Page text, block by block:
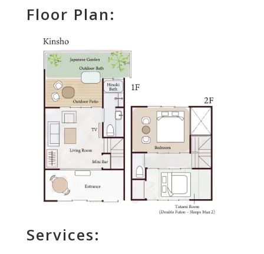
Floor Plan:
Services: